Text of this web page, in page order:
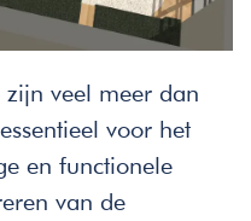
veel meer dan
voor het
en functionele
van de